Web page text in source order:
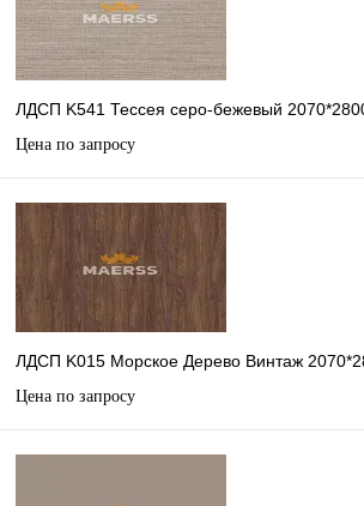
ЛДСП K541 Тессея серо-бежевый
Цена по запросу
ЛДСП K015 Морское Дерево Винтаж
Цена по запросу